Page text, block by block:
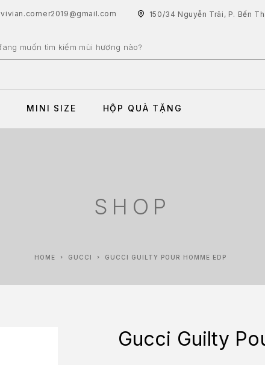
vivian.corner2019@gmail.com 150/34 Nguyễn Trãi, P. Bến
MINI SIZE HỘP QUÀ TẶNG
SHOP
HOME GUCCI GUCCI GUILTY POUR HOMME EDP
Gucci Guilty